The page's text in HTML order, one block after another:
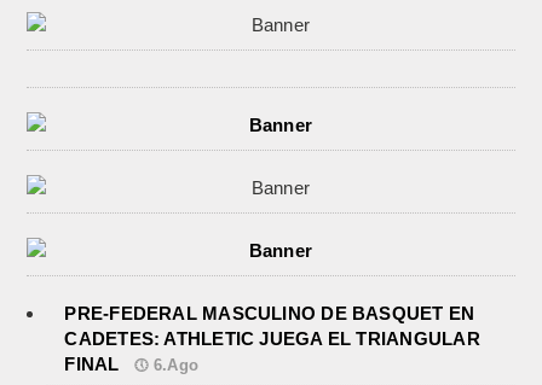
PRE-FEDERAL MASCULINO DE BASQUET EN
CADETES: ATHLETIC JUEGA EL TRIANGULAR
FINAL
6.Ago